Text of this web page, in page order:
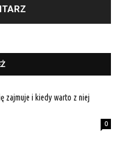
zajmuje i kiedy warto z niej
0